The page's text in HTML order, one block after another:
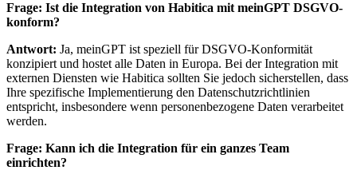
Frage: Ist die Integration von Habitica mit meinGPT DSGVO-
konform?
Antwort: Ja, meinGPT ist speziell für DSGVO-Konformität
konzipiert und hostet alle Daten in Europa. Bei der Integration mit
externen Diensten wie Habitica sollten Sie jedoch sicherstellen, dass
Ihre spezifische Implementierung den Datenschutzrichtlinien
entspricht, insbesondere wenn personenbezogene Daten verarbeitet
werden.
Frage: Kann ich die Integration für ein ganzes Team
einrichten?